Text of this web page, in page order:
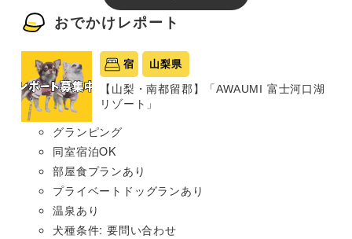
おでかけレポート
宿 山梨県
【山梨・南都留郡】「AWAUMI 富士河口湖
リゾート」
グランピング
同室宿泊OK
部屋食プランあり
プライベートドッグランあり
温泉あり
犬種条件: 要問い合わせ